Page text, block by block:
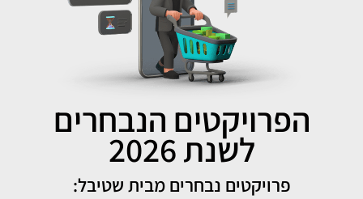
הפרויקטים הנבחרים
לשנת 2026
פרויקטים נבחרים מבית שטיבל: